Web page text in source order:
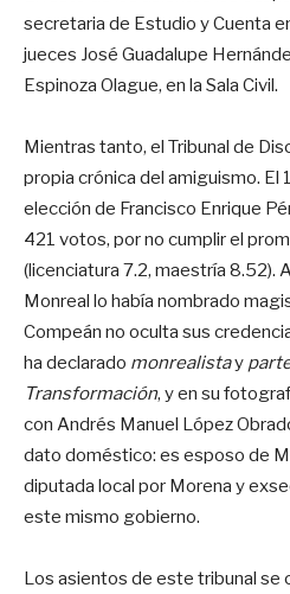
secretaria de Estudio y Cuenta
jueces José Guadalupe
Espinoza Olague, en la Sala Civil.
Mientras tanto, el Tribunal de
propia crónica del amiguismo. El
elección de Francisco Enrique
421 votos, por no cumplir el
(licenciatura 7.2, maestría 8.52).
Monreal lo había nombrado
Compeán no oculta sus
ha declarado monrealistay
Transformación, y en su
con Andrés Manuel López
dato doméstico: es esposo de
diputada local por Morena y
este mismo gobierno.
Los asientos de este tribunal se